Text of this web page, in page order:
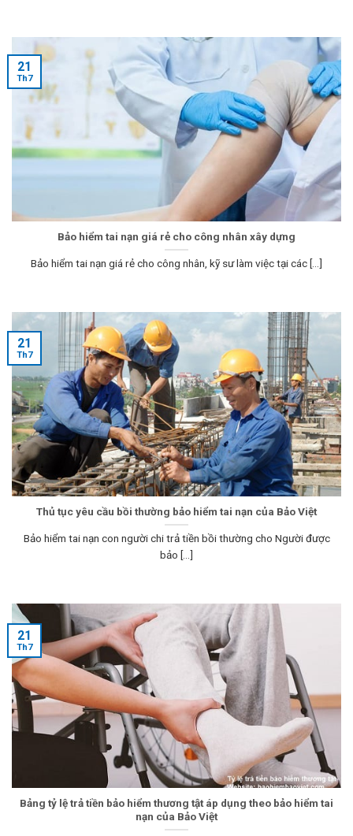
Bảo hiểm tai nạn giá rẻ cho công nhân xây dựng
Bảo hiểm tai nạn giá rẻ cho công nhân, kỹ sư làm việc tại các [...]
21
Th7
Thủ tục yêu cầu bồi thường bảo hiểm tai nạn của Bảo Việt
Bảo hiểm tai nạn con người chi trả tiền bồi thường cho Người được
bảo [...]
21
Th7
Bảng tỷ lệ trả tiền bảo hiểm thương tật áp dụng theo bảo hiểm tai
nạn của Bảo Việt
21
Th7